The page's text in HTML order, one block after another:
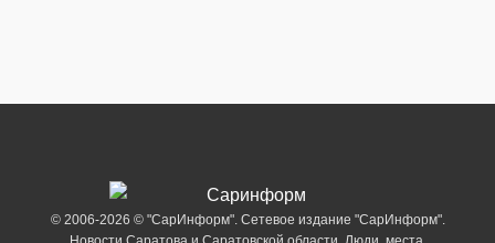
© 2006-2026 © "СарИнформ". Сетевое издание "СарИнформ".